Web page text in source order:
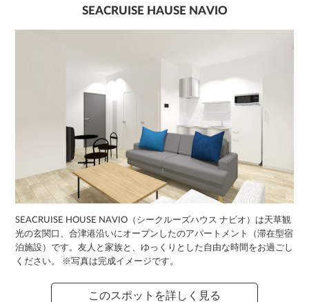
SEACRUISE HAUSE NAVIO
SEACRUISE HOUSE NAVIO（シークルーズハウス ナビオ）は天草観
光の玄関口、合津港沿いにオープンしたのアパートメント（滞在型宿
泊施設）です。友人と家族と、ゆっくりとした自由な時間をお過ごし
ください。 ※写真は完成イメージです。
このスポットを詳しく見る